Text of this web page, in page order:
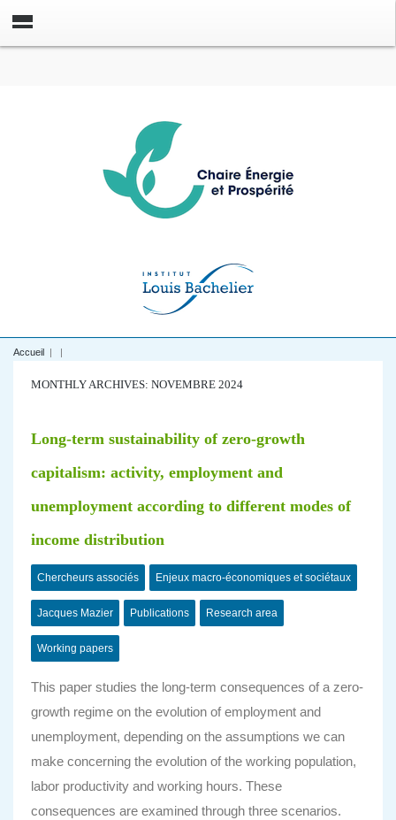
Accueil | |
MONTHLY ARCHIVES: NOVEMBRE 2024
Long-term sustainability of zero-growth
capitalism: activity, employment and
unemployment according to different modes of
income distribution
Chercheurs associés Enjeux macro-économiques et sociétaux
Jacques Mazier Publications Research area
Working papers
This paper studies the long-term consequences of a zero-
growth regime on the evolution ofemployment and
unemployment, depending on the assumptions we can
make concerning the evolution of the working population,
labor productivity and working hours. These
consequences are examined through three scenarios.